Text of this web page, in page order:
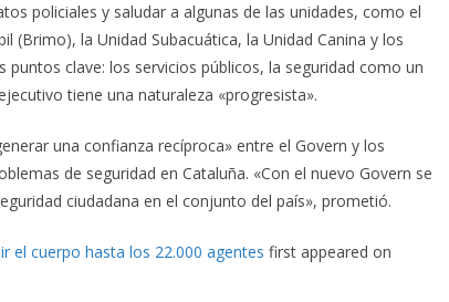
policiales y saludar a algunas de las unidades, como el
(Brimo), la Unidad Subacuática, la Unidad Canina y los
clave: los servicios públicos, la seguridad como un
tiene una naturaleza «progresista».
una confianza recíproca» entre el Govern y los
de seguridad en Cataluña. «Con el nuevo Govern se
ciudadana en el conjunto del país», prometió.
el cuerpo hasta los 22.000 agentes first appeared on